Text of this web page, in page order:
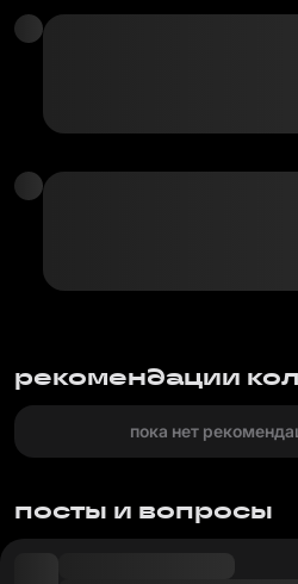
рекомендации
пока нет
посты и вопросы